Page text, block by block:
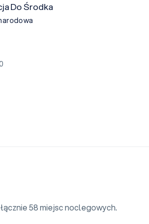
Do Środka
58 miejsc noclegowych.